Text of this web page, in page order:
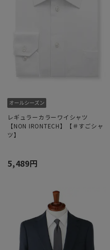
レギュラーカラーワイシャツ
【NON IRONTECH】【＃すごシャ
ツ】
5,489円